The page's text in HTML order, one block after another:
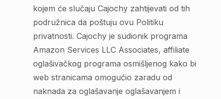
kojem će slučaju Cajochy zahtijevati od tih
podružnica da poštuju ovu Politiku
privatnosti. Cajochy je sudionik programa
Amazon Services LLC Associates, affiliate
oglašivačkog programa osmišljenog kako bi
web stranicama omogućio zaradu od
naknada za oglašavanje oglašavanjem i